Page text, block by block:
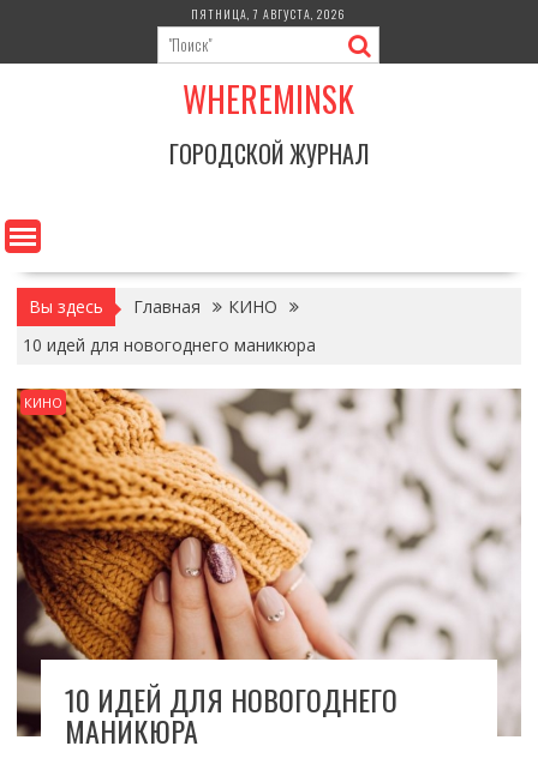
содержимому
ПЯТНИЦА, 7 АВГУСТА, 2026
WHEREMINSK
ГОРОДСКОЙ ЖУРНАЛ
Вы здесь Главная
КИНО
10 идей для новогоднего маникюра
КИНО
10 ИДЕЙ ДЛЯ НОВОГОДНЕГО
МАНИКЮРА